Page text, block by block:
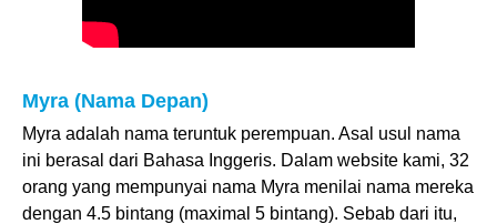
Myra (Nama Depan)
Myra adalah nama teruntuk perempuan. Asal usul nama
ini berasal dari Bahasa Inggeris. Dalam website kami, 32
orang yang mempunyai nama Myra menilai nama mereka
dengan 4.5 bintang (maximal 5 bintang). Sebab dari itu,